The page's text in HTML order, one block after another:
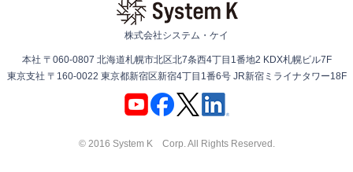
株式会社システム・ケイ
本社 〒060-0807 北海道札幌市北区北7条西4丁目1番地2 KDX札幌ビル7F
東京支社 〒160-0022 東京都新宿区新宿4丁目1番6号 JR新宿ミライナタワー18F
© 2016 System K Corp. All Rights Reserved.